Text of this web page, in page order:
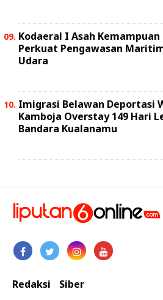
Kodaeral I Asah Kemampuan
Perkuat Pengawasan
Udara
Imigrasi Belawan Deportasi
Kamboja Overstay 149 Hari
Bandara Kualanamu
Redaksi Siber